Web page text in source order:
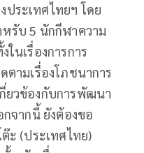
ระเทศไทยฯ โดย
รับ 5 นักกีฬาความ
นเรื่องการการ
ามเรื่องโภชนาการ
ยวข้องกับการพัฒนา
จากนี้ ยังต้องขอ
ะ (ประเทศไทย)